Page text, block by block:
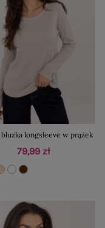
bluzka longsleeve w prążek
79,99 zł